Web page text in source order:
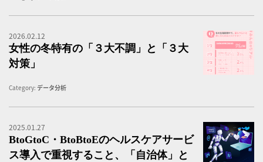
2026.02.12
女性の冬特有の「３大不調」と「３大
対策」
Category: データ分析
2025.01.27
BtoGtoC・BtoBtoEのヘルスケアサービ
ス導入で重視すること、「自治体」と